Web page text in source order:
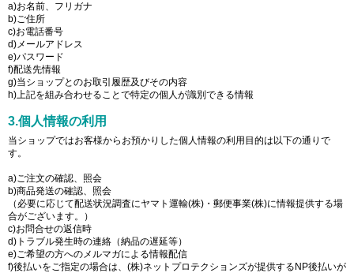
a)お名前、フリガナ
b)ご住所
c)お電話番号
d)メールアドレス
e)パスワード
f)配送先情報
g)当ショップとのお取引履歴及びその内容
h)上記を組み合わせることで特定の個人が識別できる情報
3.個人情報の利用
当ショップではお客様からお預かりした個人情報の利用目的は以下の通りで
す。
a)ご注文の確認、照会
b)商品発送の確認、照会
（必要に応じて配送状況調査にヤマト運輸(株)・郵便事業(株)に情報提供する場
合がございます。）
c)お問合せの返信時
d)トラブル発生時の連絡（納品の遅延等）
e)ご希望の方へのメルマガによる情報配信
f)後払いをご指定の場合は、(株)ネットプロテクションズが提供するNP後払いが